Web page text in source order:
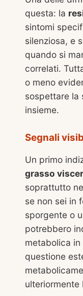
questa: la
sintomi
silenziosa, e
quando si
correlati.
o meno
sospettare la
insieme.
Segnali
Un primo
grasso
soprattutto
se non sei in
sporgente o
potrebbero
metabolica in
questione
ulteriormente